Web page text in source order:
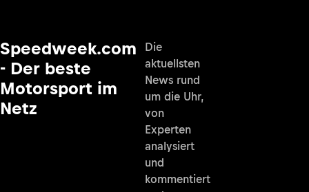
Speedweek.com
- Der beste
Motorsport im
Netz
Die
aktuellsten
News rund
um die Uhr,
von
Experten
analysiert
und
kommentiert